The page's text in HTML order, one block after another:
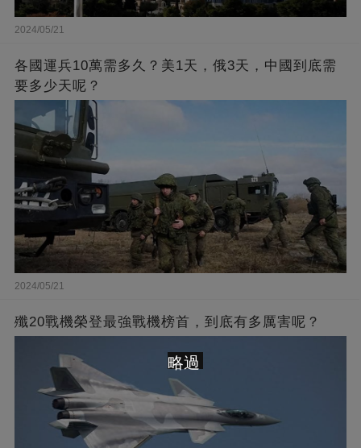
2024/05/21
各國運兵10萬需多久？美1天，俄3天，中國到底需
要多少天呢？
2024/05/21
殲20戰機榮登最強戰機榜首，到底有多厲害呢？
略過